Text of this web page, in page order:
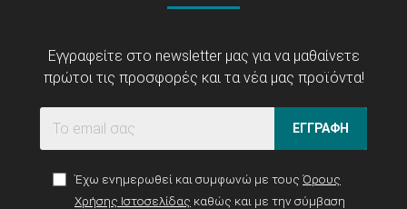
Εγγραφείτε στο newsletter μας για να μαθαίνετε
πρώτοι τις προσφορές και τα νέα μας προϊόντα!
ΕΓΓΡΑΦΗ
Έχω ενημερωθεί και συμφωνώ με τους Όρους
Χρήσης Ιστοσελίδας καθώς και με την σύμβαση